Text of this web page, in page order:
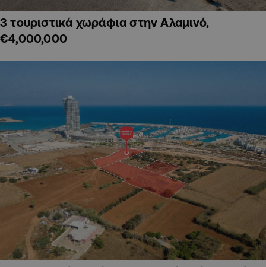
3 τουριστικά χωράφια στην Αλαμινό,
€4,000,000